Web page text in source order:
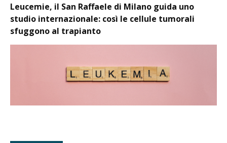
Leucemie, il San Raffaele di Milano guida uno
studio internazionale: così le cellule tumorali
sfuggono al trapianto